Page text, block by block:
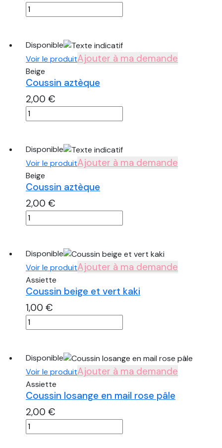
quantité
de
aztèque
Disponible
Voir le produitAjouter à ma demande
Beige
Coussin aztèque
2,00 €
quantité
de
aztèque
Disponible
Voir le produitAjouter à ma demande
Beige
Coussin aztèque
2,00 €
quantité
de
aztèque
Disponible
Voir le produitAjouter à ma demande
Assiette
Coussin beige et vert kaki
1,00 €
quantité
de
beige
et
vert
kaki
Disponible
Voir le produitAjouter à ma demande
Assiette
Coussin losange en mail rose pâle
2,00 €
quantité
de